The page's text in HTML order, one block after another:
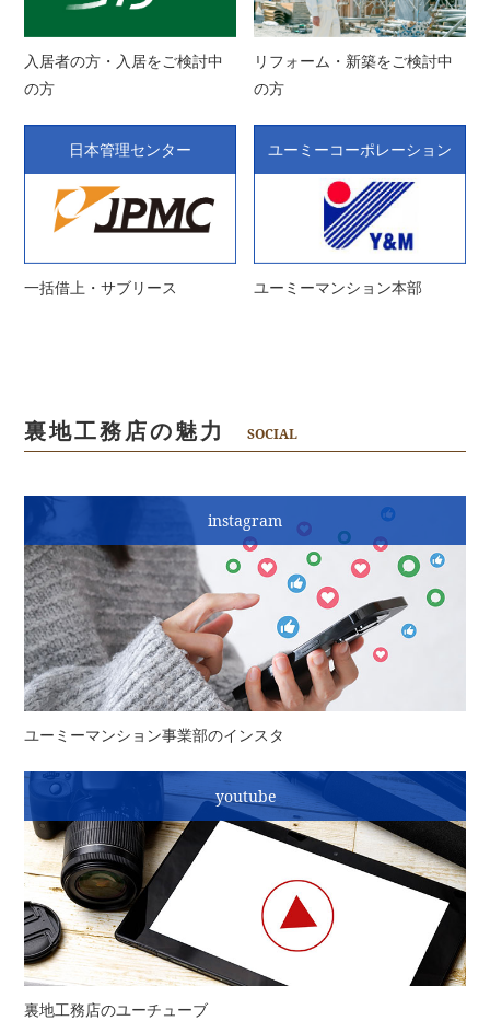
入居者の方・入居をご検討中
の方
リフォーム・新築をご検討中
の方
日本管理センター
一括借上・サブリース
ユーミーコーポレーション
ユーミーマンション本部
裏地工務店の魅力 SOCIAL
instagram
ユーミーマンション事業部のインスタ
youtube
裏地工務店のユーチューブ